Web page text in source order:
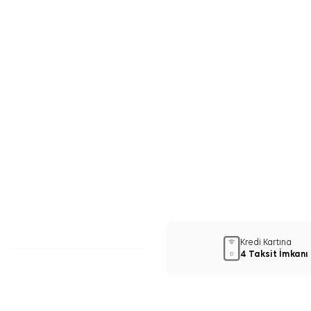
Kredi Kartına
4 Taksit İmkanı